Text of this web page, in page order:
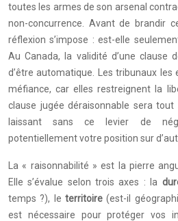
toutes les armes de son arsenal
non-concurrence. Avant de brandir
réflexion s’impose : est-elle
Au Canada, la validité d’une clause
d’être automatique. Les tribunaux les
méfiance, car elles restreignent la
clause jugée déraisonnable sera
laissant sans ce levier de
potentiellement votre position sur
La « raisonnabilité » est la pierre
Elle s’évalue selon trois axes : la
temps ?), le territoire (est-il
est nécessaire pour protéger vos